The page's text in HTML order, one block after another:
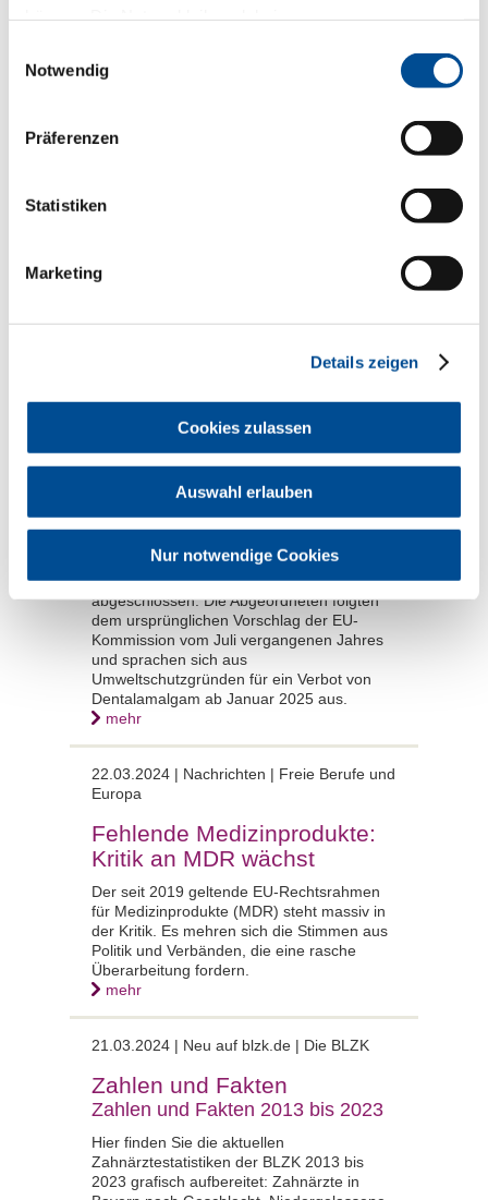
Notwendig
Präferenzen
Statistiken
Marketing
Details zeigen
Cookies zulassen
Auswahl erlauben
Nur notwendige Cookies
Hygiene und Nachhaltigkeit
unter Berücksichtigung der
Über Möglichkeiten einer umweltbewussten
durch die Anforderungen der Praxishygiene
Nachrichten | Freie Berufe und
Dentalamalgam:
Europäisches Parlament
befürwortet schnellen
Januar seine Beratungen über die Revision
der EU-Quecksilberverordnung vorerst
abgeschlossen. Die Abgeordneten folgten
dem ursprünglichen Vorschlag der EU-
Kommission vom Juli vergangenen Jahres
und sprachen sich aus
Umweltschutzgründen für ein Verbot von
Dentalamalgam ab Januar 2025 aus.
mehr
22.03.2024 | Nachrichten | Freie Berufe und
Europa
Fehlende Medizinprodukte:
Kritik an MDR wächst
Der seit 2019 geltende EU-Rechtsrahmen
für Medizinprodukte (MDR) steht massiv in
der Kritik. Es mehren sich die Stimmen aus
Politik und Verbänden, die eine rasche
Überarbeitung fordern.
mehr
21.03.2024 | Neu auf blzk.de | Die BLZK
Zahlen und Fakten
Zahlen und Fakten 2013 bis 2023
Hier finden Sie die aktuellen
Zahnärztestatistiken der BLZK 2013 bis
2023 grafisch aufbereitet: Zahnärzte in